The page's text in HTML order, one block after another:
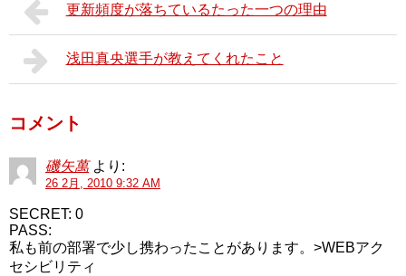
更新頻度が落ちているたった一つの理由
浅田真央選手が教えてくれたこと
コメント
磯矢萬 より:
26 2月, 2010 9:32 AM
SECRET: 0
PASS:
私も前の部署で少し携わったことがあります。>WEBアク
セシビリティ